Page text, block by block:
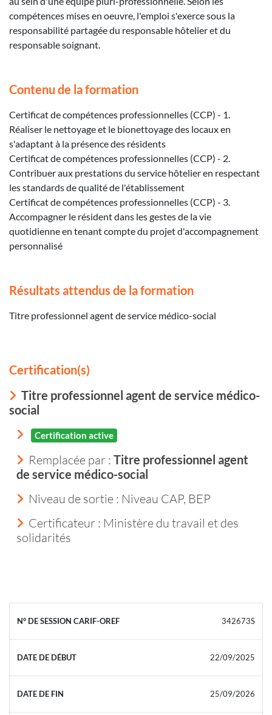
compétences mises en oeuvre, l'emploi s'exerce sous la
responsabilité partagée du responsable hôtelier et du
responsable soignant.
Contenu de la formation
Certificat de compétences professionnelles (CCP) - 1.
Réaliser le nettoyage et le bionettoyage des locaux en
s'adaptant à la présence des résidents
Certificat de compétences professionnelles (CCP) - 2.
Contribuer aux prestations du service hôtelier en respectant
les standards de qualité de l'établissement
Certificat de compétences professionnelles (CCP) - 3.
Accompagner le résident dans les gestes de la vie
quotidienne en tenant compte du projet d'accompagnement
personnalisé
Résultats attendus de la formation
Titre professionnel agent de service médico-social
Certification(s)
Titre professionnel agent de service médico-
social
Certification active
Remplacée par : Titre professionnel agent
de service médico-social
Niveau de sortie : Niveau CAP, BEP
Certificateur : Ministère du travail et des
solidarités
342673S
22/09/2025
25/09/2026